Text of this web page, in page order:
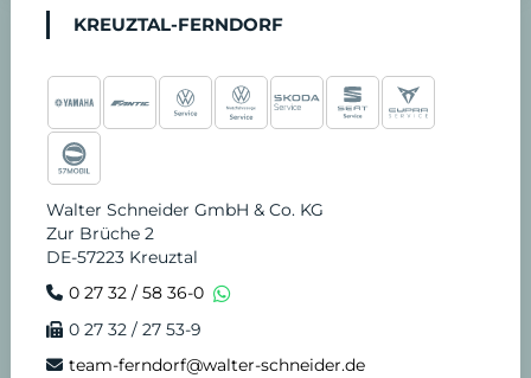
KREUZTAL-FERNDORF
Walter Schneider GmbH & Co. KG
Zur Brüche 2
DE-57223 Kreuztal
0 27 32 / 58 36-0
0 27 32 / 27 53-9
team-ferndorf@walter-schneider.de